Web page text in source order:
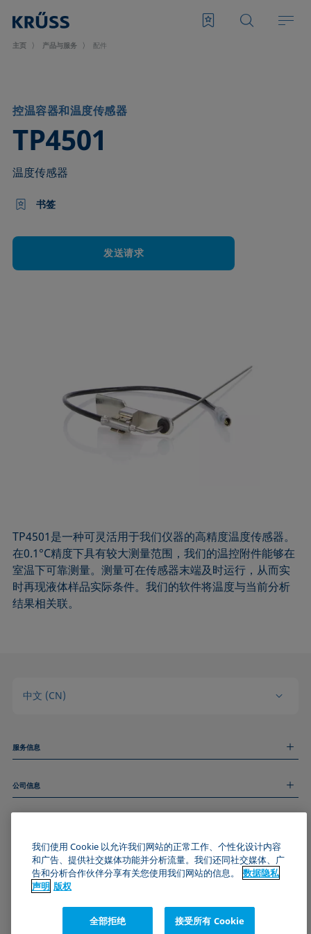
主页 产品与服务 配件
控温容器和温度传感器
TP4501
–
温度传感器
书签
发送请求
TP4501是一种可灵活用于我们仪器的高精度温度传感器。
在0.1°C精度下具有较大测量范围，我们的温控附件能够在
室温下可靠测量。测量可在传感器末端及时运行，从而实
时再现液体样品实际条件。我们的软件将温度与当前分析
结果相关联。
中文 (CN)
服务信息
技术服务
和我们取得联系
公司信息
关于我们
数据隐私声明
Cookie政策
加入KRÜSS社区
我们使用 Cookie 以允许我们网站的正常工作、个性化设计内容
和广告、提供社交媒体功能并分析流量。我们还同社交媒体、广
告和分析合作伙伴分享有关您使用我们网站的信息。
数据隐私
声明 版权
全部拒绝 接受所有 Cookie